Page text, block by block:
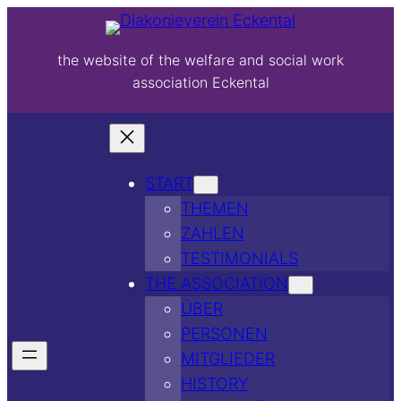
the website of the welfare and social work
association Eckental
START
THEMEN
ZAHLEN
TESTIMONIALS
THE ASSOCIATION
ÜBER
PERSONEN
MITGLIEDER
HISTORY